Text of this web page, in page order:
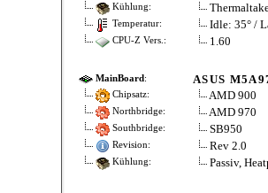
Kühlung:
Temperatur: Idle: 35° /
CPU-Z Vers.: 1.60
MainBoard: ASUS
Chipsatz: AMD 900
Northbridge: AMD 970
Southbridge: SB950
Revision: Rev 2.0
Kühlung: Passiv,